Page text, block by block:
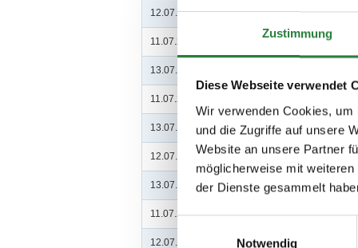
Zustimmung
Diese Webseite verwendet
Wir verwenden Cookies,
und die Zugriffe auf unsere
Website an unsere Partner
möglicherweise mit
der Dienste gesammelt
Notwendig
12.07.2025 (n) 4. Clear-Round-
11.07.2025 ( 5. Springprüfung Kl.L mit
13.07.2025 (
11.07.2025 (
13.07.2025 (v) 8. Springprfg.Kl.A** m.St.
12.07.2025 ( v ) 9. Amateur-
13.07.2025 (v) 10. Amateur-Clear-Round-
11.07.2025 (n) 11. Amateur-Springprüfung
12.07.2025 ( 12. Mannsch.-